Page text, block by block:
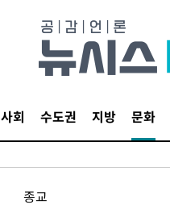
사회 수도권 지방 문화
종교